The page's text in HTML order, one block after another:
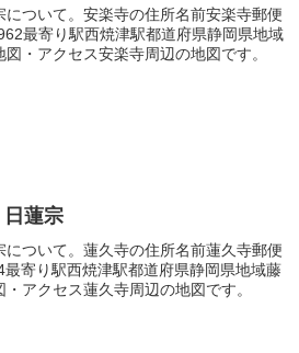
ついて。安楽寺の住所名前安楽寺郵便
最寄り駅西焼津駅都道府県静岡県地域
・アクセス安楽寺周辺の地図です。
蓮宗
ついて。蓮久寺の住所名前蓮久寺郵便
寄り駅西焼津駅都道府県静岡県地域藤
アクセス蓮久寺周辺の地図です。